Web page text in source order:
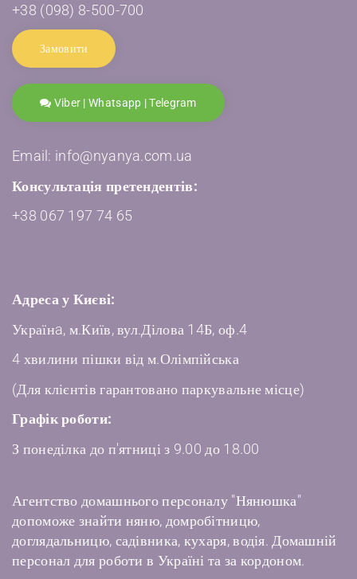
+38 (098) 8-500-700
Замовити
Viber | Whatsapp | Telegram
Email: info@nyanya.com.ua
Консультація претендентів:
+38 067 197 74 65
Адреса у Києві:
Українa, м.Київ, вул.Ділова 14Б, оф.4
4 хвилини пішки від м.Олімпійська
(Для клієнтів гарантовано паркувальне місце)
Графік роботи:
З понеділка до п'ятниці з 9.00 до 18.00
Агентство домашнього персоналу "Нянюшка"
допоможе знайти няню, домробітницю,
доглядальницю, садівника, кухаря, водія. Домашній
персонал для роботи в Україні та за кордоном.